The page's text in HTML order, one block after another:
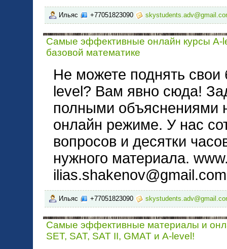
Ильяс +77051823090
Самые эффективные онлайн курсы A-
базовой математике
Не можете поднять
level? Вам явно сюда!
полными объяснениями
онлайн режиме. У нас
вопросов и десятки
нужного материала.
ilias.shakenov@gmail.com
Ильяс +77051823090
Самые эффективные материалы и
SET, SAT, SAT II, GMAT и A-level!